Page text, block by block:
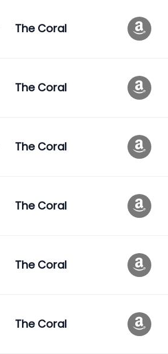
The Coral
The Coral
The Coral
The Coral
The Coral
The Coral